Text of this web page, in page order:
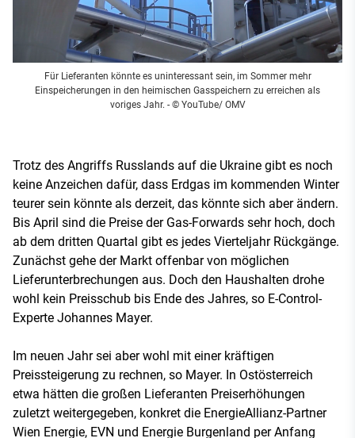
Für Lieferanten könnte es uninteressant sein, im Sommer mehr
Einspeicherungen in den heimischen Gasspeichern zu erreichen als
voriges Jahr. - © YouTube/ OMV
Trotz des Angriffs Russlands auf die Ukraine gibt es noch
keine Anzeichen dafür, dass Erdgas im kommenden Winter
teurer sein könnte als derzeit, das könnte sich aber ändern.
Bis April sind die Preise der Gas-Forwards sehr hoch, doch
ab dem dritten Quartal gibt es jedes Vierteljahr Rückgänge.
Zunächst gehe der Markt offenbar von möglichen
Lieferunterbrechungen aus. Doch den Haushalten drohe
wohl kein Preisschub bis Ende des Jahres, so E-Control-
Experte Johannes Mayer.
Im neuen Jahr sei aber wohl mit einer kräftigen
Preissteigerung zu rechnen, so Mayer. In Ostösterreich
etwa hätten die großen Lieferanten Preiserhöhungen
zuletzt weitergegeben, konkret die EnergieAllianz-Partner
Wien Energie, EVN und Energie Burgenland per Anfang